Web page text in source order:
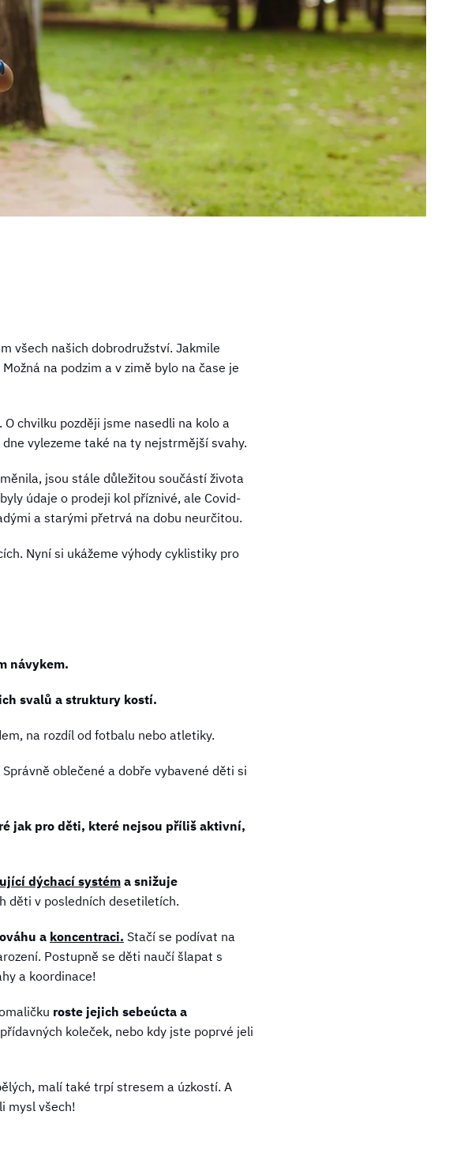
všech našich dobrodružství. Jakmile
na podzim a v zimě bylo na čase je
chvilku později jsme nasedli na kolo a
vylezeme také na ty nejstrmější svahy.
jsou stále důležitou součástí života
údaje o prodeji kol příznivé, ale Covid-
a starými přetrvá na dobu neurčitou.
Nyní si ukážeme výhody cyklistiky pro
návykem.
svalů a struktury kostí.
na rozdíl od fotbalu nebo atletiky.
oblečené a dobře vybavené děti si
jak pro děti, které nejsou příliš aktivní,
dýchací systéma snižuje
děti v posledních desetiletích.
a koncentraci. Stačí se podívat na
Postupně se děti naučí šlapat s
a koordinace!
roste jejich sebeúcta a
koleček, nebo kdy jste poprvé jeli
malí také trpí stresem a úzkostí. A
mysl všech!